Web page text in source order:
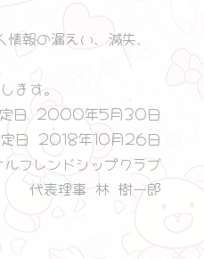
報の漏えい、滅失、
ます。
日 2000年5月30日
日 2018年10月26日
フレンドシップクラブ
代表理事 林 樹一郎